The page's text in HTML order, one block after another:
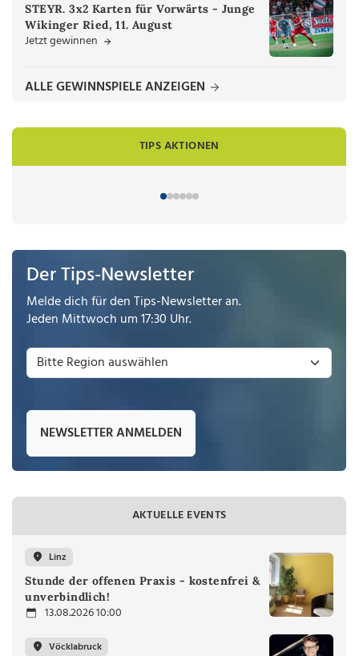
STEYR. 3x2 Karten für Vorwärts - Junge
Wikinger Ried, 11. August
Jetzt gewinnen
ALLE GEWINNSPIELE ANZEIGEN
TIPS AKTIONEN
Der Tips-Newsletter
Melde dich für den Tips-Newsletter an.
Jeden Mittwoch um 17:30 Uhr.
NEWSLETTER ANMELDEN
AKTUELLE EVENTS
Linz
Stunde der offenen Praxis - kostenfrei &
unverbindlich!
13.08.2026 10:00
Vöcklabruck